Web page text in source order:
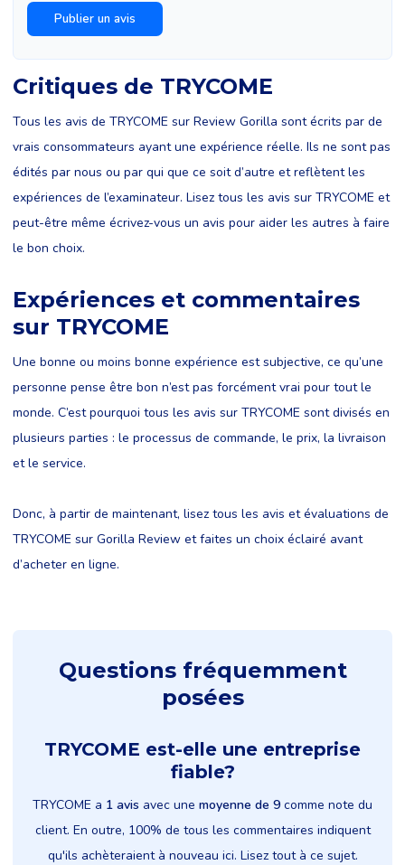
Critiques de TRYCOME
Tous les avis de TRYCOME sur Review Gorilla sont écrits par de
vrais consommateurs ayant une expérience réelle. Ils ne sont pas
édités par nous ou par qui que ce soit d’autre et reflètent les
expériences de l’examinateur. Lisez tous les avis sur TRYCOME et
peut-être même écrivez-vous un avis pour aider les autres à faire
le bon choix.
Expériences et commentaires
sur TRYCOME
Une bonne ou moins bonne expérience est subjective, ce qu’une
personne pense être bon n’est pas forcément vrai pour tout le
monde. C’est pourquoi tous les avis sur TRYCOME sont divisés en
plusieurs parties : le processus de commande, le prix, la livraison
et le service.
Donc, à partir de maintenant, lisez tous les avis et évaluations de
TRYCOME sur Gorilla Review et faites un choix éclairé avant
d’acheter en ligne.
Questions fréquemment
posées
TRYCOME est-elle une entreprise
fiable?
TRYCOME a 1 avis avec une moyenne de 9 comme note du
client. En outre, 100% de tous les commentaires indiquent
qu'ils achèteraient à nouveau ici. Lisez tout à ce sujet.